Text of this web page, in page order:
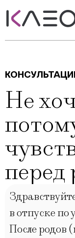
Не
перед
в отпуске по
После родов